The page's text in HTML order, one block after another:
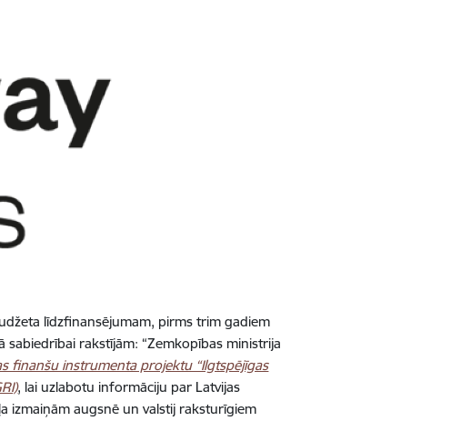
līdzfinansējumam, pirms trim gadiem
sabiedrībai rakstījām: “Zemkopības ministrija
finanšu instrumenta projektu “Ilgtspējīgas
, lai uzlabotu informāciju par Latvijas
izmaiņām augsnē un valstij raksturīgiem